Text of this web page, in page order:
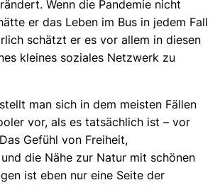
Wenn die Pandemie nicht
er das Leben im Bus in jedem Fall
schätzt er es vor allem in diesen
kleines soziales Netzwerk zu
man sich in dem meisten Fällen
vor, als es tatsächlich ist – vor
Gefühl von Freiheit,
die Nähe zur Natur mit schönen
ist eben nur eine Seite der